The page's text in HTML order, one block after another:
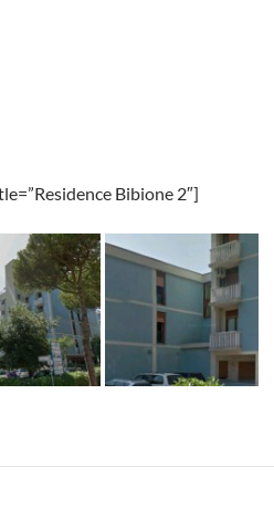
Bibione 2″]